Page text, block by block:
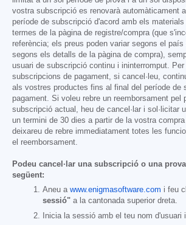
vostra subscripció es renovarà automàticament
període de subscripció d'acord amb els
termes de la pàgina de registre/compra (que
referència; els preus poden variar segons el país
segons els detalls de la pàgina de compra),
usuari de subscripció continu i ininterromput.
subscripcions de pagament, si cancel·leu,
als vostres productes fins al final del període de
pagament. Si voleu rebre un reemborsament pel
subscripció actual, heu de cancel·lar i sol·licitar
un termini de 30 dies a partir de la vostra
deixareu de rebre immediatament totes les
el reemborsament.
Podeu cancel·lar una subscripció o una
següent:
Aneu a www.enigmasoftware.com i feu
sessió" a la cantonada superior dreta.
Inicia la sessió amb el teu nom d'usuari